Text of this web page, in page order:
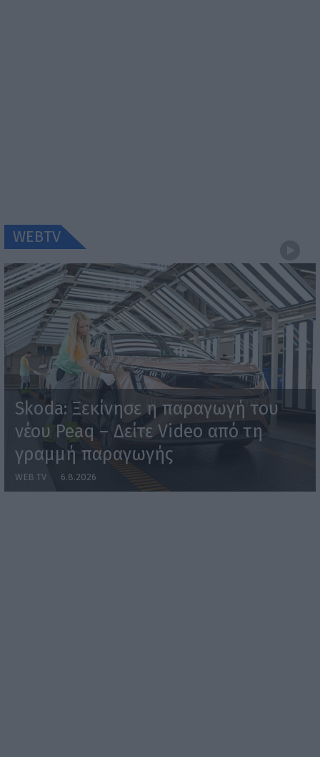
WEBTV
Skoda: Ξεκίνησε η παραγωγή του
νέου Peaq – Δείτε Video από τη
γραμμή παραγωγής
WEB TV 6.8.2026